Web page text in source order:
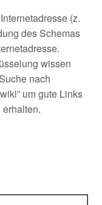
(z.
des Schemas
wissen
nach
um gute Links